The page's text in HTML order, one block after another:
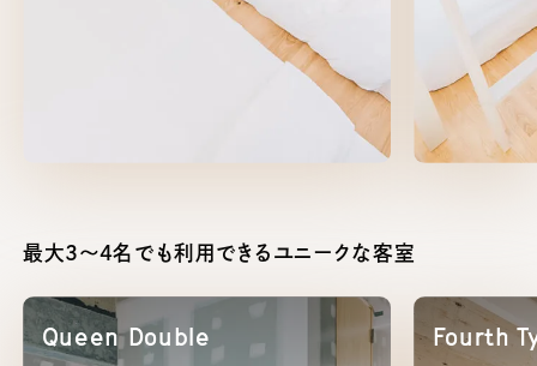
最大3～4名でも利用できるユニークな客室
Queen Double Fourth